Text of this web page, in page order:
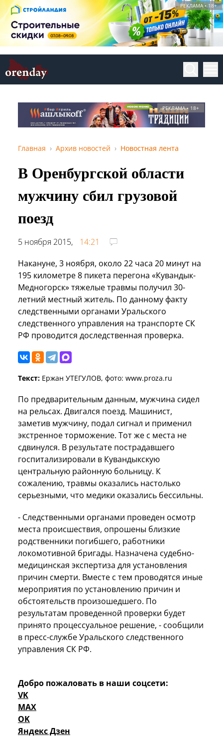
РЕКЛАМА • 18+
РЕКЛАМА • 18+
Главная Архив новостей Новостная лента
В Оренбургской области
мужчину сбил грузовой
поезд
5 ноября 2015,
14:21
Накануне, 3 ноября, около 22 часа 20 минут на
195 километре 8 пикета перегона «Кувандык-
Медногорск» тяжелые травмы получил 30-
летний местный житель. По данному факту
следственными органами Уральского
следственного управления на транспорте СК
РФ проводится доследственная проверка.
Текст: Ержан УТЕГУЛОВ, фото: www.proza.ru
По предварительным данным, мужчина сидел
на рельсах. Двигался поезд. Машинист,
заметив мужчину, подал сигнал и применил
экстренное торможение. Тот же с места не
сдвинулся. В результате пострадавшего
госпитализировали в Кувандыкскую
центральную районную больницу. К
сожалению, травмы оказались настолько
серьезными, что медики оказались бессильны.
- Следственными органами проведен осмотр
места происшествия, опрошены близкие
родственники погибшего, работники
локомотивной бригады. Назначена судебно-
медицинская экспертиза для установления
причин смерти. Вместе с тем проводятся иные
мероприятия по установлению причин и
обстоятельств произошедшего. По
результатам проведенной проверки будет
принято процессуальное решение, - сообщили
в пресс-службе Уральского следственного
управления СК РФ.
Добро пожаловать в наши соцсети:
VK
MAX
OK
Яндекс Дзен